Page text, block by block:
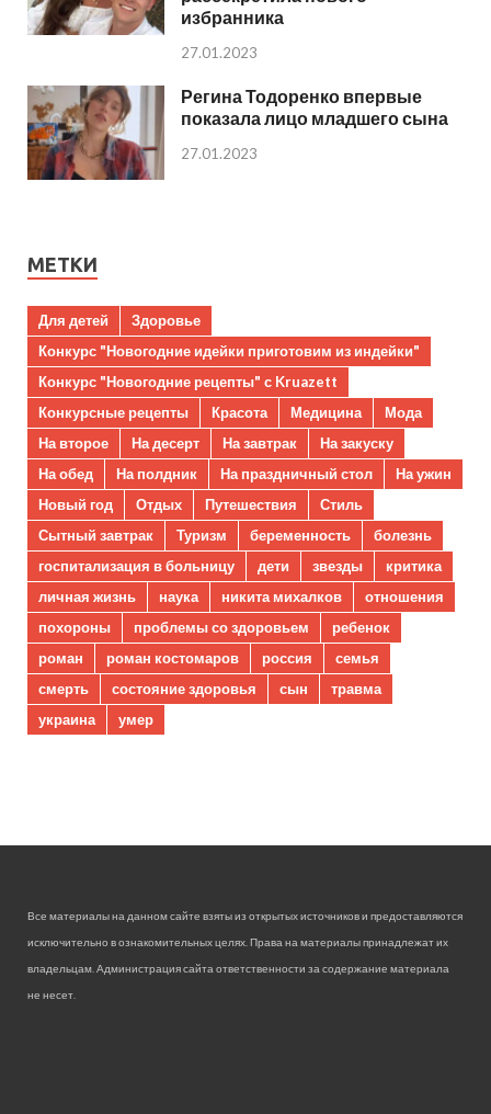
избранника
27.01.2023
Регина Тодоренко впервые
показала лицо младшего сына
27.01.2023
МЕТКИ
Для детей
Здоровье
Конкурс "Новогодние идейки приготовим из индейки"
Конкурс "Новогодние рецепты" с Kruazett
Конкурсные рецепты
Красота Медицина
Мода
На второе
На десерт На завтрак
На закуску
На обед
На полдник На праздничный стол
На ужин
Новый год
Отдых Путешествия
Стиль
Сытный завтрак
Туризм беременность
болезнь
госпитализация в больницу
дети звезды
критика
личная жизнь
наука никита михалков
отношения
похороны
проблемы со здоровьем
ребенок
роман
роман костомаров россия
семья
смерть
состояние здоровья сын
травма
украина
умер
Все материалы на данном сайте взяты из открытых источников и предоставляются
исключительно в ознакомительных целях. Права на материалы принадлежат их
владельцам. Администрация сайта ответственности за содержание материала
не несет.